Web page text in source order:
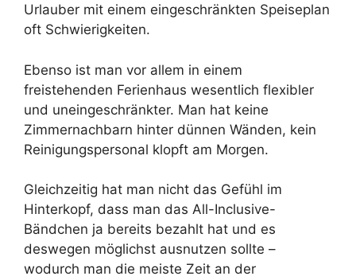
Urlauber mit einem eingeschränkten Speiseplan
oft Schwierigkeiten.
Ebenso ist man vor allem in einem
freistehenden Ferienhaus wesentlich flexibler
und uneingeschränkter. Man hat keine
Zimmernachbarn hinter dünnen Wänden, kein
Reinigungspersonal klopft am Morgen.
Gleichzeitig hat man nicht das Gefühl im
Hinterkopf, dass man das All-Inclusive-
Bändchen ja bereits bezahlt hat und es
deswegen möglichst ausnutzen sollte –
wodurch man die meiste Zeit an der